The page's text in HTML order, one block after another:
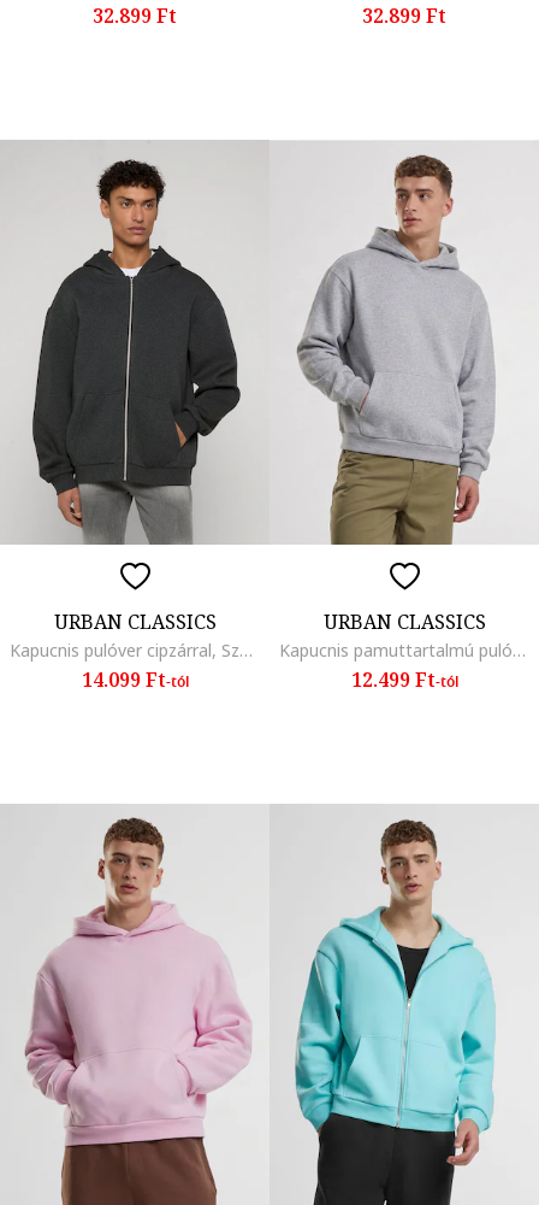
32.899 Ft 32.899 Ft
URBAN CLASSICS
Kapucnis pulóver cipzárral, Szénszürke
14.099 Ft-tól
URBAN CLASSICS
Kapucnis pamuttartalmú pulóver kenguruzsebbel
12.499 Ft-tól